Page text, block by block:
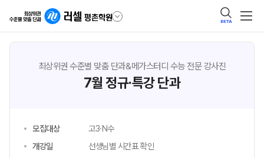
BETA
최상위권 수준별 맞춤 단과&메가스터디 수능 전문 강사진
7월 정규·특강 단과
모집대상
고3·N수
개강일
선생님별 시간표 확인